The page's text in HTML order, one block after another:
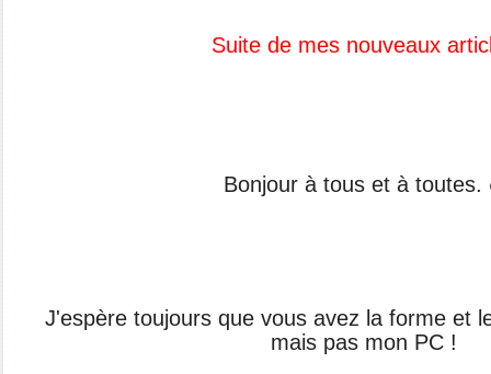
Suite de mes nouveaux
Bonjour à tous et à toutes.
J'espère toujours que vous avez la forme et
mais pas mon PC !